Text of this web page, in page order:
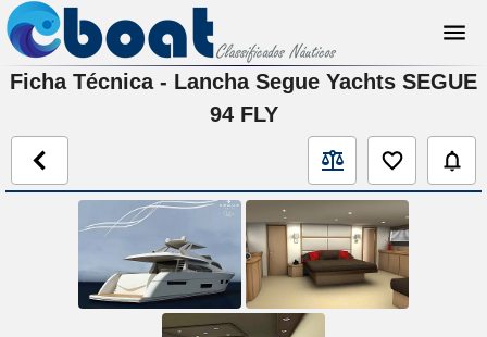
Ficha Técnica - Lancha Segue Yachts SEGUE
94 FLY